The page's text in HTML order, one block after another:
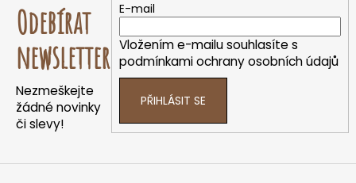
Odebírat
newsletter
Nezmeškejte
žádné novinky
či slevy!
E-mail
Vložením e-mailu souhlasíte s
podmínkami ochrany osobních údajů
PŘIHLÁSIT SE